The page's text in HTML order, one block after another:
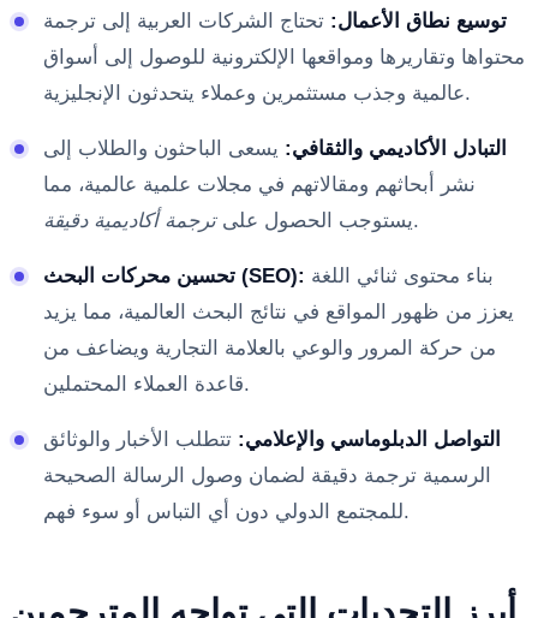
توسيع نطاق الأعمال: تحتاج الشركات العربية إلى ترجمة
محتواها وتقاريرها ومواقعها الإلكترونية للوصول إلى أسواق
عالمية وجذب مستثمرين وعملاء يتحدثون الإنجليزية.
التبادل الأكاديمي والثقافي: يسعى الباحثون والطلاب إلى
نشر أبحاثهم ومقالاتهم في مجلات علمية عالمية، مما
يستوجب الحصول علىترجمة أكاديمية دقيقة .
تحسين محركات البحث (SEO):
يعزز من ظهور المواقع في نتائج البحث العالمية، مما يزيد
من حركة المرور والوعي بالعلامة التجارية ويضاعف من
قاعدة العملاء المحتملين.
التواصل الدبلوماسي والإعلامي: تتطلب الأخبار والوثائق
الرسمية ترجمة دقيقة لضمان وصول الرسالة الصحيحة
للمجتمع الدولي دون أي التباس أو سوء فهم.